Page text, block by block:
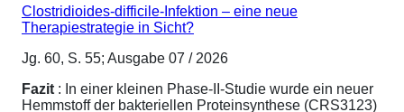
Clostridioides-difficile-Infektion – eine neue
Therapiestrategie in Sicht?
Jg. 60, S. 55; Ausgabe 07 / 2026
Fazit : In einer kleinen Phase-II-Studie wurde ein neuer
Hemmstoff der bakteriellen Proteinsynthese (CRS3123)